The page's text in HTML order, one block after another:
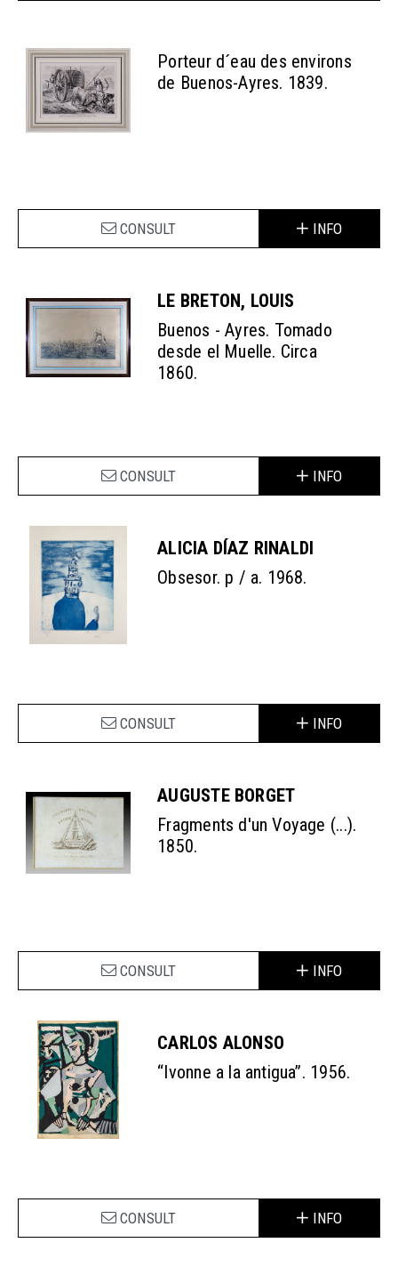
Porteur d´eau des environs
de Buenos-Ayres. 1839.
CONSULT INFO
LE BRETON, LOUIS
Buenos - Ayres. Tomado
desde el Muelle. Circa
1860.
CONSULT INFO
ALICIA DÍAZ RINALDI
Obsesor. p / a. 1968.
CONSULT INFO
AUGUSTE BORGET
Fragments d'un Voyage (...).
1850.
CONSULT INFO
CARLOS ALONSO
“Ivonne a la antigua”. 1956.
CONSULT INFO